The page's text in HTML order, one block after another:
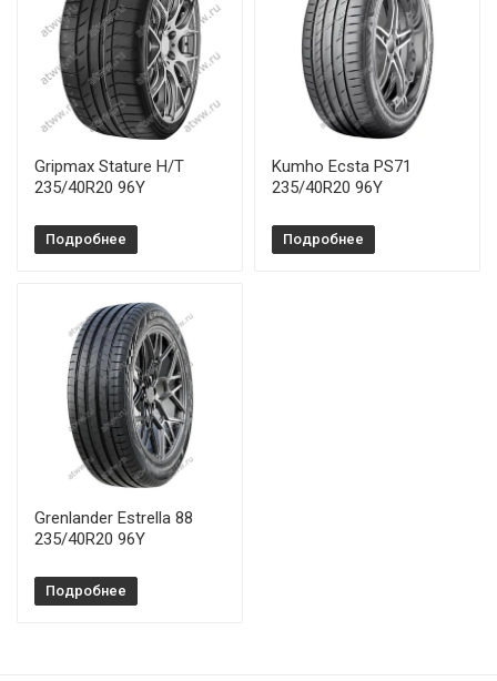
Pirelli Scorpion 225/55R18 98H
Pirelli Scorpion 225/65R17 102H
Pirelli Scorpion 235/55R18 100V
Pirelli Scorpion 235/55R19 105W
Gripmax Stature H/T
235/40R20 96Y
Подробнее
Kumho Ecsta PS71
235/40R20 96Y
Подробнее
Grenlander Estrella 88
235/40R20 96Y
Подробнее